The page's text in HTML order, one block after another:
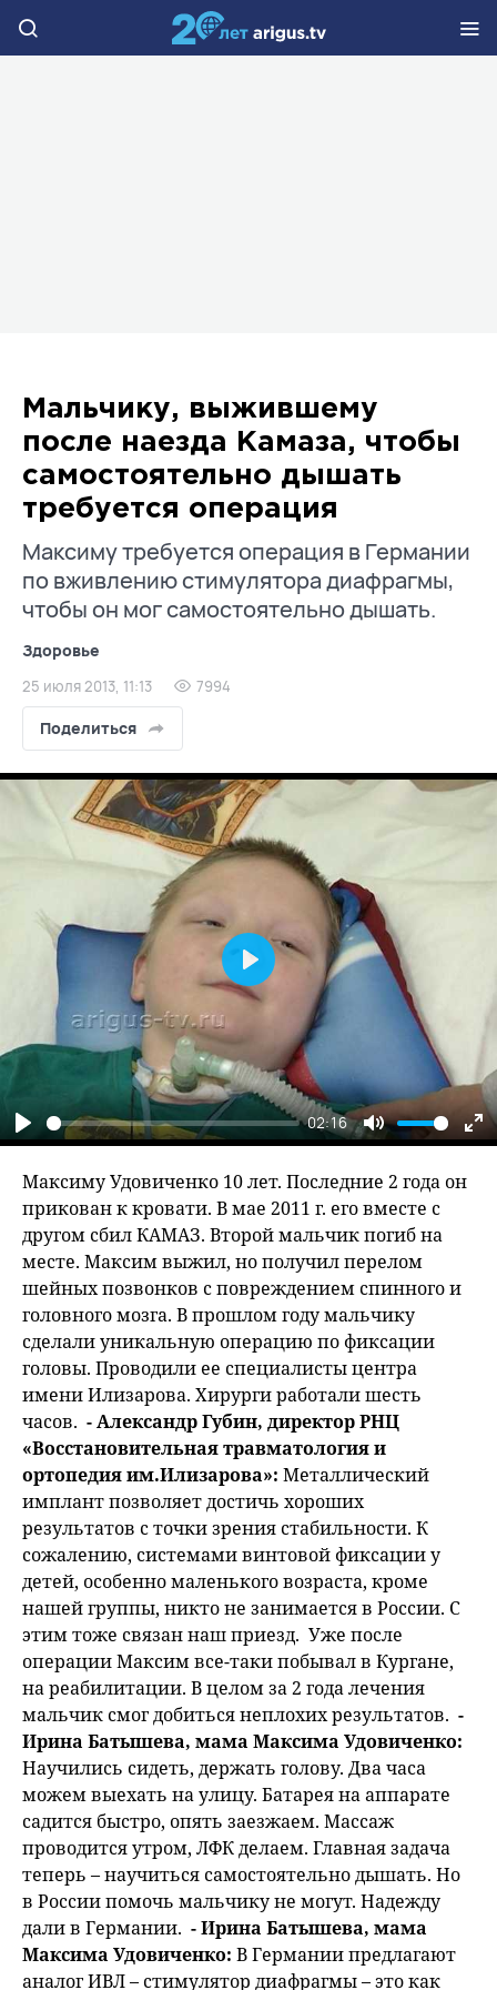
Мальчику, выжившему
после наезда Камаза, чтобы
самостоятельно дышать
требуется операция
Максиму требуется операция в Германии
по вживлению стимулятора диафрагмы,
чтобы он мог самостоятельно дышать.
Здоровье
25 июля 2013, 11:13 7994
Поделиться
Play
02:16
Mute
Play
Максиму Удовиченко 10 лет. Последние 2 года он
прикован к кровати. В мае 2011 г. его вместе с
другом сбил КАМАЗ. Второй мальчик погиб на
месте. Максим выжил, но получил перелом
шейных позвонков с повреждением спинного и
головного мозга. В прошлом году мальчику
сделали уникальную операцию по фиксации
головы. Проводили ее специалисты центра
имени Илизарова. Хирурги работали шесть
часов. - Александр Губин, директор РНЦ
«Восстановительная травматология и
ортопедия им.Илизарова»: Металлический
имплант позволяет достичь хороших
результатов с точки зрения стабильности. К
сожалению, системами винтовой фиксации у
детей, особенно маленького возраста, кроме
нашей группы, никто не занимается в России. С
этим тоже связан наш приезд. Уже после
операции Максим все-таки побывал в Кургане,
на реабилитации. В целом за 2 года лечения
мальчик смог добиться неплохих результатов. -
Ирина Батышева, мама Максима Удовиченко:
Научились сидеть, держать голову. Два часа
можем выехать на улицу. Батарея на аппарате
садится быстро, опять заезжаем. Массаж
проводится утром, ЛФК делаем. Главная задача
теперь – научиться самостоятельно дышать. Но
в России помочь мальчику не могут. Надежду
дали в Германии. - Ирина Батышева, мама
Максима Удовиченко: В Германии предлагают
аналог ИВЛ – стимулятор диафрагмы – это как